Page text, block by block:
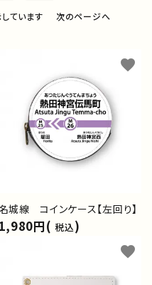
ています
次のページへ
城線 コインケース【左回り】
1,980円( 税込)
favorite
favorite